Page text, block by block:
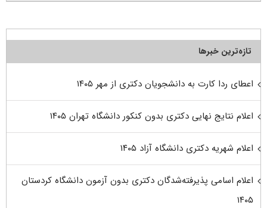
تازه‌ترین خبرها
اعطای ردا کارت به دانشجویان دکتری از مهر ۱۴۰۵
اعلام نتایج نهایی دکتری بدون کنکور دانشگاه تهران ۱۴۰۵
اعلام شهریه دکتری دانشگاه آزاد ۱۴۰۵
اعلام اسامی پذیرفته‌شدگان دکتری بدون آزمون دانشگاه کردستان
۱۴۰۵